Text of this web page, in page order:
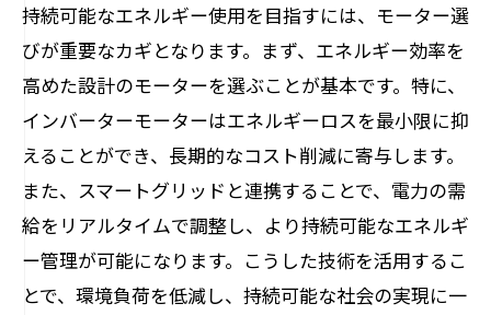
持続可能なエネルギー使用を目指すには、モーター選
びが重要なカギとなります。まず、エネルギー効率を
高めた設計のモーターを選ぶことが基本です。特に、
インバーターモーターはエネルギーロスを最小限に抑
えることができ、長期的なコスト削減に寄与します。
また、スマートグリッドと連携することで、電力の需
給をリアルタイムで調整し、より持続可能なエネルギ
ー管理が可能になります。こうした技術を活用するこ
とで、環境負荷を低減し、持続可能な社会の実現に一